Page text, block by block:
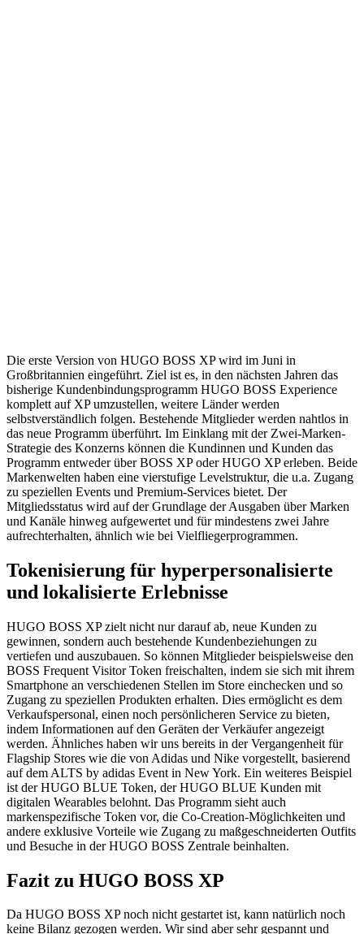
Die erste Version von HUGO BOSS XP wird im Juni in
Großbritannien eingeführt. Ziel ist es, in den nächsten Jahren das
bisherige Kundenbindungsprogramm HUGO BOSS Experience
komplett auf XP umzustellen, weitere Länder werden
selbstverständlich folgen. Bestehende Mitglieder werden nahtlos in
das neue Programm überführt. Im Einklang mit der Zwei-Marken-
Strategie des Konzerns können die Kundinnen und Kunden das
Programm entweder über BOSS XP oder HUGO XP erleben. Beide
Markenwelten haben eine vierstufige Levelstruktur, die u.a. Zugang
zu speziellen Events und Premium-Services bietet. Der
Mitgliedsstatus wird auf der Grundlage der Ausgaben über Marken
und Kanäle hinweg aufgewertet und für mindestens zwei Jahre
aufrechterhalten, ähnlich wie bei Vielfliegerprogrammen.
Tokenisierung für hyperpersonalisierte
und lokalisierte Erlebnisse
HUGO BOSS XP zielt nicht nur darauf ab, neue Kunden zu
gewinnen, sondern auch bestehende Kundenbeziehungen zu
vertiefen und auszubauen. So können Mitglieder beispielsweise den
BOSS Frequent Visitor Token freischalten, indem sie sich mit ihrem
Smartphone an verschiedenen Stellen im Store einchecken und so
Zugang zu speziellen Produkten erhalten. Dies ermöglicht es dem
Verkaufspersonal, einen noch persönlicheren Service zu bieten,
indem Informationen auf den Geräten der Verkäufer angezeigt
werden. Ähnliches haben wir uns bereits in der Vergangenheit für
Flagship Stores wie die von Adidas und Nike vorgestellt, basierend
auf dem ALTS by adidas Event in New York. Ein weiteres Beispiel
ist der HUGO BLUE Token, der HUGO BLUE Kunden mit
digitalen Wearables belohnt. Das Programm sieht auch
markenspezifische Token vor, die Co-Creation-Möglichkeiten und
andere exklusive Vorteile wie Zugang zu maßgeschneiderten Outfits
und Besuche in der HUGO BOSS Zentrale beinhalten.
Fazit zu HUGO BOSS XP
Da HUGO BOSS XP noch nicht gestartet ist, kann natürlich noch
keine Bilanz gezogen werden. Wir sind aber sehr gespannt und